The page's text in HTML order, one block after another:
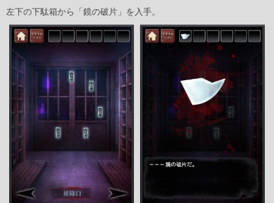
左下の下駄箱から「鏡の破片」を入手。